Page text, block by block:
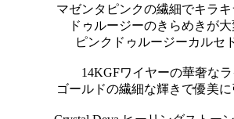
マゼンタピンクの繊細でキラ
ドゥルージーのきらめきが
ピンクドゥルージーカルセ
14KGFワイヤーの華奢なラ
ゴールドの繊細な輝きで優美